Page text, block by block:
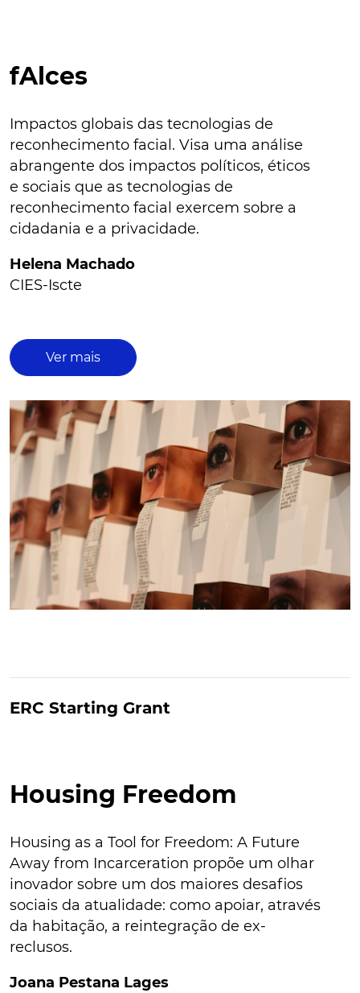
fAlces
Impactos globais das tecnologias de
reconhecimento facial. Visa uma análise
abrangente dos impactos políticos, éticos
e sociais que as tecnologias de
reconhecimento facial exercem sobre a
cidadania e a privacidade.
Helena Machado
CIES-Iscte
Ver mais
ERC Starting Grant
Housing Freedom
Housing as a Tool for Freedom: A Future
Away from Incarceration propõe um olhar
inovador sobre um dos maiores desafios
sociais da atualidade: como apoiar, através
da habitação, a reintegração de ex-
reclusos.
Joana Pestana Lages